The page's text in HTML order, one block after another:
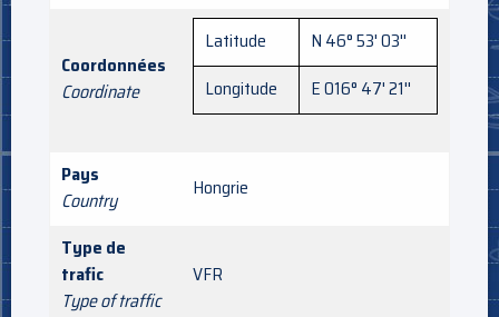
Coordonnées
Coordinate
Latitude
N 46° 53' 03''
Longitude
E 016° 47' 21''
Pays
Country
Hongrie
Type de
trafic
Type of traffic
VFR